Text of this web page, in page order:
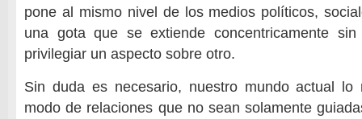
pone al mismo nivel de los medios políticos,
una gota que se extiende concentricamente
privilegiar un aspecto sobre otro.
Sin duda es necesario, nuestro mundo actual lo
modo de relaciones que no sean solamente